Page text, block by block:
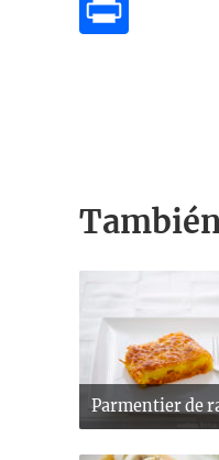
Parmentier de